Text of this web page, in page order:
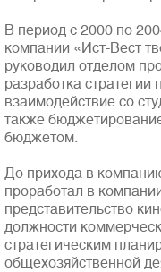
Полная версия
В период с 2000 по
компании «Ист-Вест
руководил отделом
разработка
взаимодействие со
также
бюджетом.
До прихода в
проработал в
представительство
должности
стратегическим
общехозяйственной